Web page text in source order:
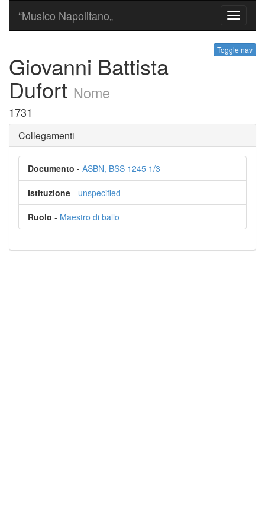
Toggle
“Musico Napolitano„
Toggle nav
Giovanni Battista
Dufort Nome
1731
Collegamenti
Documento - ASBN, BSS 1245 1/3
Istituzione - unspecified
Ruolo - Maestro di ballo